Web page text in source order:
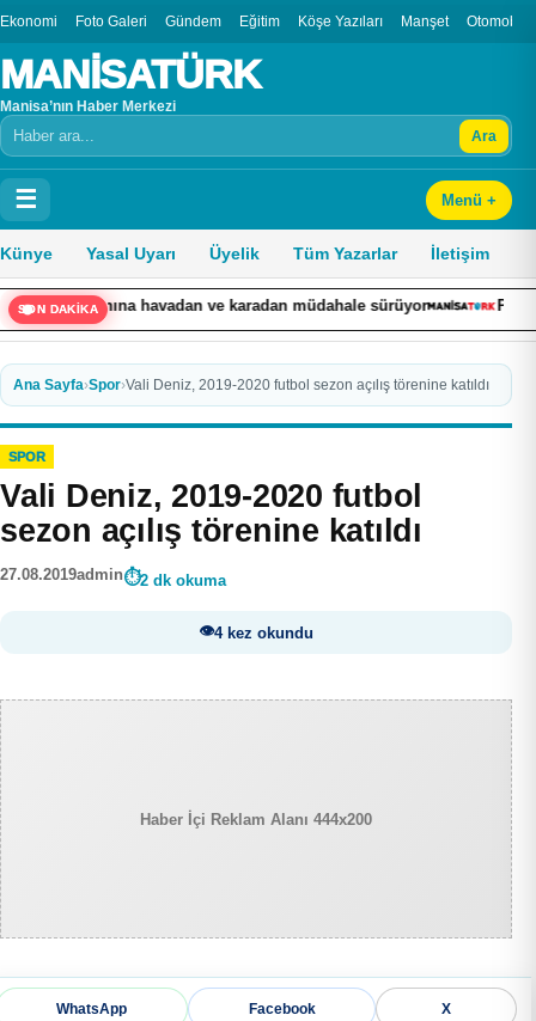
Ekonomi Foto Galeri Gündem Eğitim Köşe Yazıları Manşet Otomobil
MANİSATÜRK
Manisa’nın Haber Merkezi
Arama Ara
☰ Menü +
Künye Yasal Uyarı Üyelik Tüm Yazarlar İletişim
SON DAKİKAhavadan ve karadan müdahale sürüyor Polise bıçakla
Ana Sayfa›Spor›Vali Deniz, 2019-2020 futbol sezon açılış törenine katıldı
SPOR
Vali Deniz, 2019-2020 futbol
sezon açılış törenine katıldı
27.08.2019admin 2 dk okuma
4 kez okundu
Haber İçi Reklam Alanı 444x200
WhatsApp Facebook X